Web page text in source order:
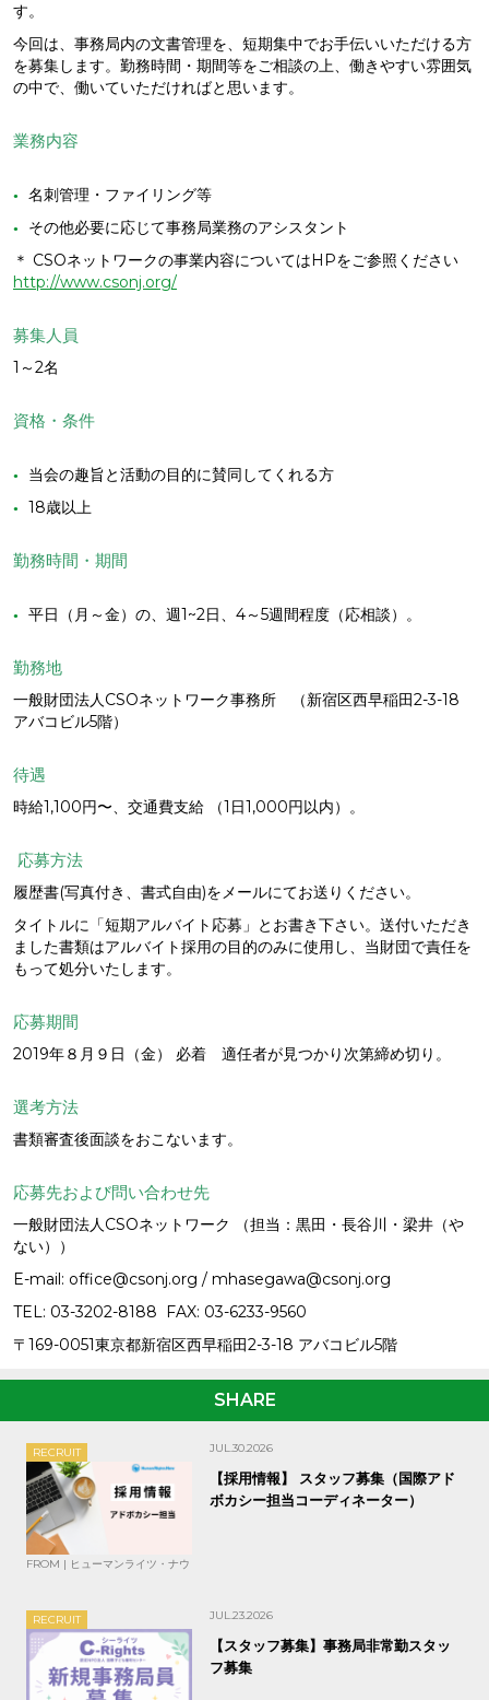
す。
今回は、事務局内の文書管理を、短期集中でお手伝いいただける方
を募集します。勤務時間・期間等をご相談の上、働きやすい雰囲気
の中で、働いていただければと思います。
業務内容
名刺管理・ファイリング等
その他必要に応じて事務局業務のアシスタント
＊ CSOネットワークの事業内容についてはHPをご参照ください
http://www.csonj.org/
募集人員
1～2名
資格・条件
当会の趣旨と活動の目的に賛同してくれる方
18歳以上
勤務時間・期間
平日（月～金）の、週1~2日、4～5週間程度（応相談）。
勤務地
一般財団法人CSOネットワーク事務所 （新宿区西早稲田2-3-18
アバコビル5階）
待遇
時給1,100円〜、交通費支給 （1日1,000円以内）。
応募方法
履歴書(写真付き、書式自由)をメールにてお送りください。
タイトルに「短期アルバイト応募」とお書き下さい。送付いただき
ました書類はアルバイト採用の目的のみに使用し、当財団で責任を
もって処分いたします。
応募期間
2019年８月９日（金） 必着 適任者が見つかり次第締め切り。
選考方法
書類審査後面談をおこないます。
応募先および問い合わせ先
一般財団法人CSOネットワーク （担当：黒田・長谷川・梁井（や
ない））
E-mail: office@csonj.org / mhasegawa@csonj.org
TEL: 03-3202-8188 FAX: 03-6233-9560
〒169-0051東京都新宿区西早稲田2-3-18 アバコビル5階
SHARE
RECRUIT JUL.30.2026
【採用情報】 スタッフ募集（国際アド
ボカシー担当コーディネーター）
FROM | ヒューマンライツ・ナウ
RECRUIT JUL.23.2026
【スタッフ募集】事務局非常勤スタッ
フ募集